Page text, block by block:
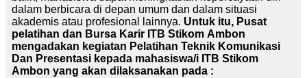
dalam berbicara di depan umum dan dalam situasi
akademis atau profesional lainnya. Untuk itu, Pusat
pelatihan dan Bursa Karir ITB Stikom Ambon
mengadakan kegiatan Pelatihan Teknik Komunikasi
Dan Presentasi kepada mahasiswa/i ITB Stikom
Ambon yang akan dilaksanakan pada :